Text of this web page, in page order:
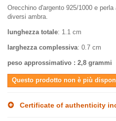
Orecchino d'argento 925/1000 e
diversi ambra.
lunghezza totale: 1.1 cm
larghezza complessiva: 0.7 cm
peso approssimativo : 2,8 grammi
Questo prodotto non è più
Certificate of authenticity